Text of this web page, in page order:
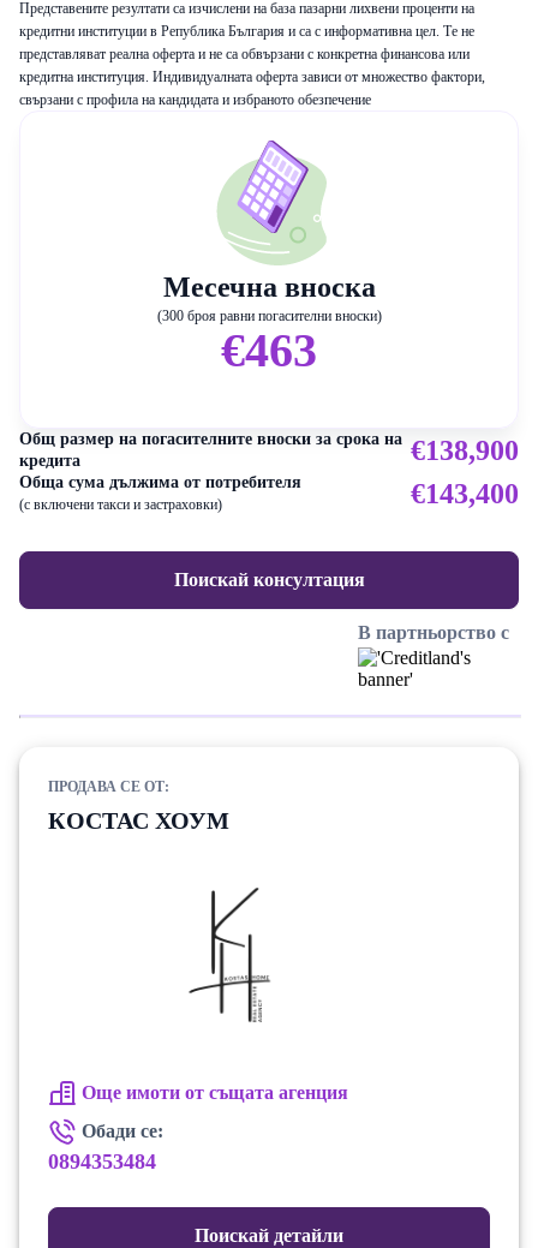
Представените резултати са изчислени на база пазарни лихвени проценти на
кредитни институции в Република България и са с информативна цел. Те не
представляват реална оферта и не са обвързани с конкретна финансова или
кредитна институция. Индивидуалната оферта зависи от множество фактори,
свързани с профила на кандидата и избраното обезпечение
Месечна вноска
(300 броя равни погасителни вноски)
€463
Общ размер на погасителните вноски за срока на
кредита
€138,900
Обща сума дължима от потребителя
(с включени такси и застраховки) €143,400
Поискай консултация
В партньорство с
ПРОДАВА СЕ ОТ:
КОСТАС ХОУМ
Още имоти от същата агенция
Обади се:
0894353484
Поискай детайли